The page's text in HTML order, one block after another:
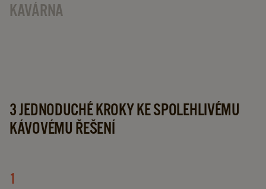
KAVÁRNA
3 JEDNODUCHÉ KROKY KE SPOLEHLIVÉMU
KÁVOVÉMU ŘEŠENÍ​
1